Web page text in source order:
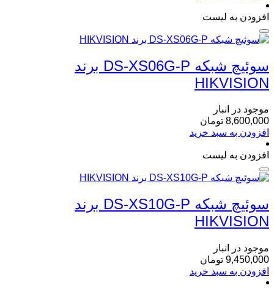
افزودن به لیست
سوئیچ شبکه DS-XS06G-P برند
HIKVISION
موجود در انبار
8,600,000 تومان
افزودن به سبد خرید
افزودن به لیست
سوئیچ شبکه DS-XS10G-P برند
HIKVISION
موجود در انبار
9,450,000 تومان
افزودن به سبد خرید